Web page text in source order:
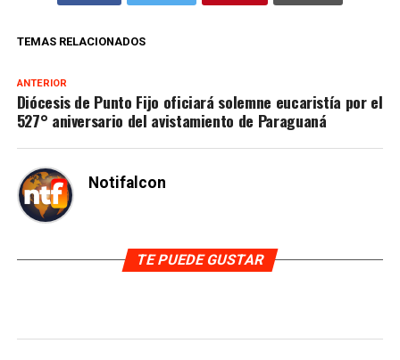
TEMAS RELACIONADOS
ANTERIOR
Diócesis de Punto Fijo oficiará solemne eucaristía por el
527° aniversario del avistamiento de Paraguaná
Notifalcon
TE PUEDE GUSTAR